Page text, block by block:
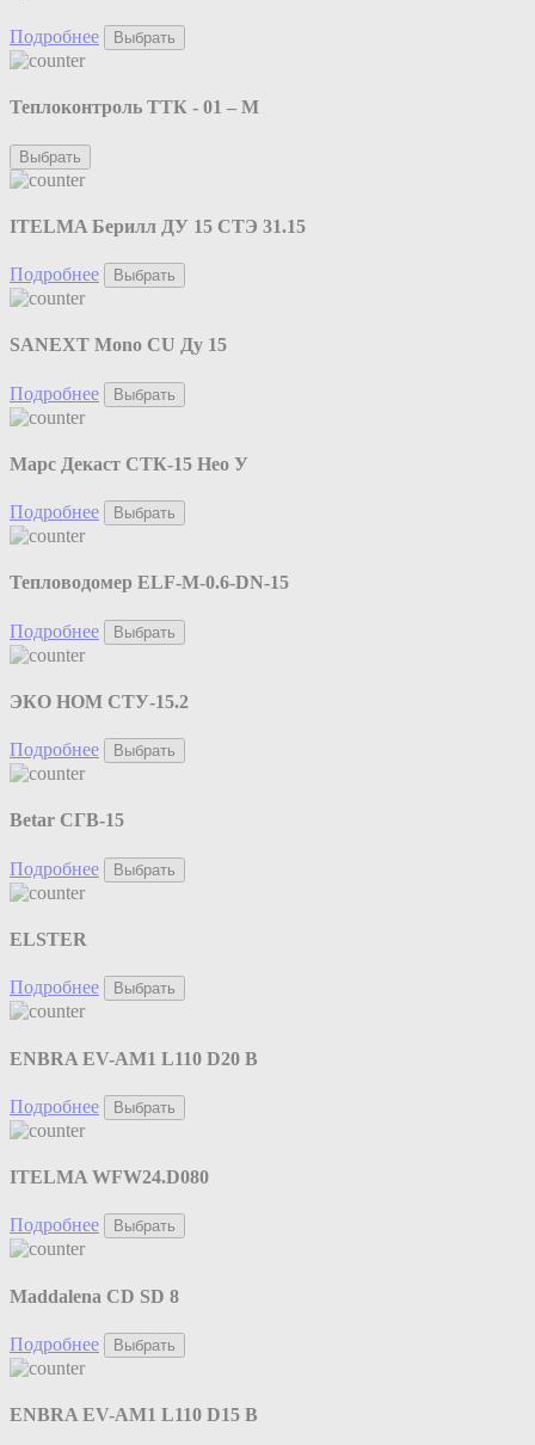
Подробнее Выбрать
Теплоконтроль ТТК - 01 – М
Выбрать
ITELMA Берилл ДУ 15 СТЭ 31.15
Подробнее Выбрать
SANEXT Mono CU Ду 15
Подробнее Выбрать
Марс Декаст СТК-15 Нео У
Подробнее Выбрать
Тепловодомер ELF-M-0.6-DN-15
Подробнее Выбрать
ЭКО НОМ СТУ-15.2
Подробнее Выбрать
Betar СГВ-15
Подробнее Выбрать
ELSTER
Подробнее Выбрать
ENBRA EV-AM1 L110 D20 B
Подробнее Выбрать
ITELMA WFW24.D080
Подробнее Выбрать
Maddalena CD SD 8
Подробнее Выбрать
ENBRA EV-AM1 L110 D15 B